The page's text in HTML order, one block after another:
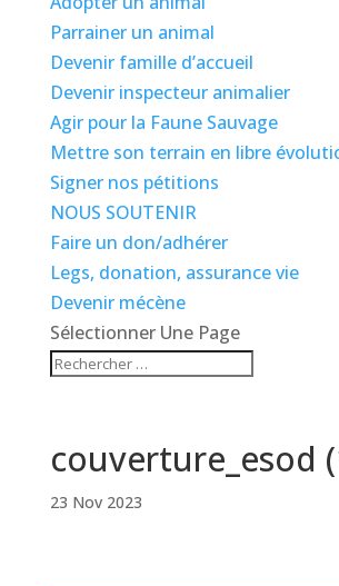
Parrainer un animal
Devenir famille d’accueil
Devenir inspecteur animalier
Agir pour la Faune Sauvage
Mettre son terrain en libre
Signer nos pétitions
NOUS SOUTENIR
Faire un don/adhérer
Legs, donation, assurance vie
Devenir mécène
Sélectionner Une Page
couverture_esod
23 Nov 2023